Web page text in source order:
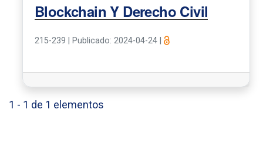
Blockchain Y Derecho Civil
215-239 Publicado: 2024-04-24
1 - 1 de 1 elementos